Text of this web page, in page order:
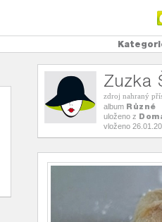
Zuzka
zdroj nahraný
album Různé
uloženo z
vloženo